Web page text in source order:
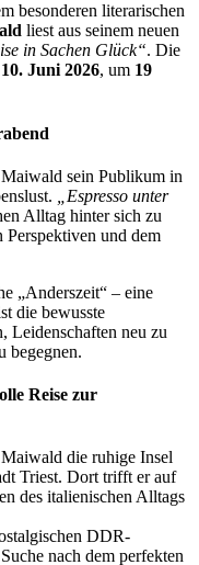
besonderen literarischen
liest aus seinem neuen
in Sachen Glück“. Die
Juni 2026, um 19
sein Publikum in
„Espresso unter
Alltag hinter sich zu
Perspektiven und dem
„Anderszeit“ – eine
die bewusste
Leidenschaften neu zu
begegnen.
Reise zur
Maiwald die ruhige Insel
Triest. Dort trifft er auf
des italienischen Alltags
DDR-
nach dem perfekten